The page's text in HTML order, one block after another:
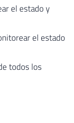
el estado y
el estado
todos los